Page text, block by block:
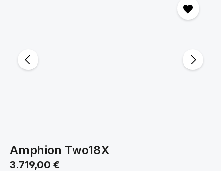
Amphion Two18X
Regulärer Preis:
3.719,00 €